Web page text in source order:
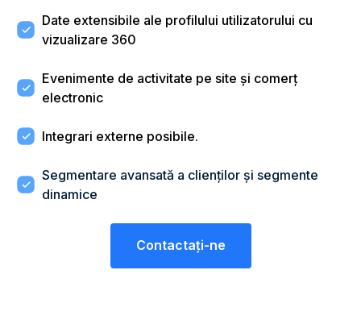
Date extensibile ale profilului utilizatorului cu
vizualizare 360
Evenimente de activitate pe site și comerț
electronic
Integrari externe posibile.
Segmentare avansată a clienților și segmente
dinamice
Contactaţi-ne